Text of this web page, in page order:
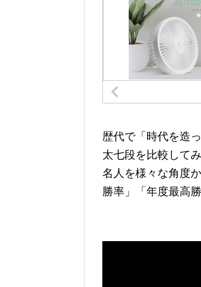
歴代で「時代を造
太七段を比較して
名人を様々な角度
勝率」「年度最高